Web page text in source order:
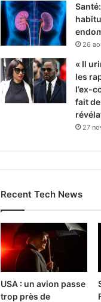
26
« Il
les
l’ex-
fait
27
Recent Tech News
USA : un avion passe
trop près de